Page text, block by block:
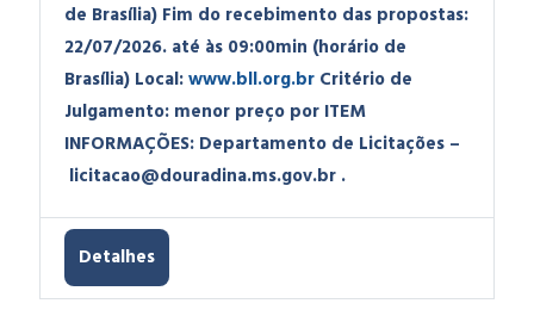
de Brasília) Fim do recebimento das propostas:
22/07/2026. até às 09:00min (horário de
Brasília) Local:www.bll.org.br Critério de
Julgamento: menor preço por ITEM
INFORMAÇÕES: Departamento de Licitações –
licitacao@douradina.ms.gov.br .
Detalhes